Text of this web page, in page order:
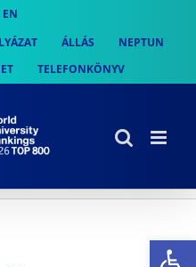
EN
ÁLLÁS
NEPTUN
TELEFONKÖNYV